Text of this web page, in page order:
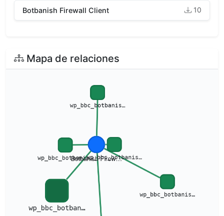
Botbanish Firewall Client 10
Mapa de relaciones